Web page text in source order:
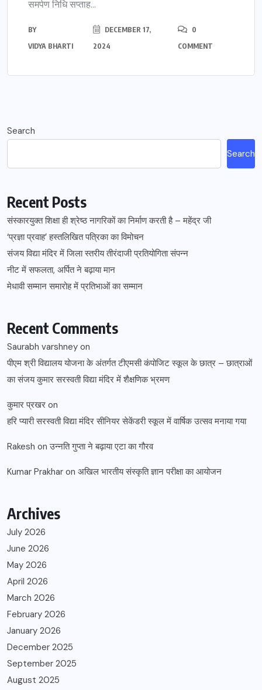
समर्पण निधि सप्ताह...
BY
VIDYA BHARTI
DECEMBER 17,
2024
0
COMMENT
Search
Search
Recent Posts
संस्कारयुक्त शिक्षा ही श्रेष्ठ नागरिकों का निर्माण करती है – महेंद्र जी
‘प्रज्ञा प्रवाह’ हस्तलिखित पत्रिका का विमोचन
संजय विद्या मंदिर में जिला स्तरीय तीरंदाजी प्रतियोगिता संपन्न
नीट में सफलता, अर्पित ने बढ़ाया मान
मेधावी सम्मान समारोह में प्रतिभाओं का सम्मान
Recent Comments
Saurabh varshney on
पीएम श्री विद्यालय योजना के अंतर्गत टीएमसी कंपोजिट स्कूल के छात्र – छात्राओं
का संजय कुमार सरस्वती विद्या मंदिर में शैक्षणिक भ्रमण
कुमार प्रखर on
हरि प्यारी सरस्वती विद्या मंदिर सीनियर सेकेंडरी स्कूल में वार्षिक उत्सव मनाया गया
Rakesh onउन्नति गुप्ता ने बढ़ाया एटा का गौरव
Kumar Prakhar on अखिल भारतीय संस्कृति ज्ञान परीक्षा का आयोजन
Archives
July 2026
June 2026
May 2026
April 2026
March 2026
February 2026
January 2026
December 2025
September 2025
August 2025